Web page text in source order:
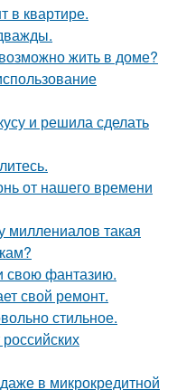
в квартире.
жить в доме?
и решила сделать
от нашего времени
миллениалов такая
свою фантазию.
свой ремонт.
стильное.
в микрокредитной